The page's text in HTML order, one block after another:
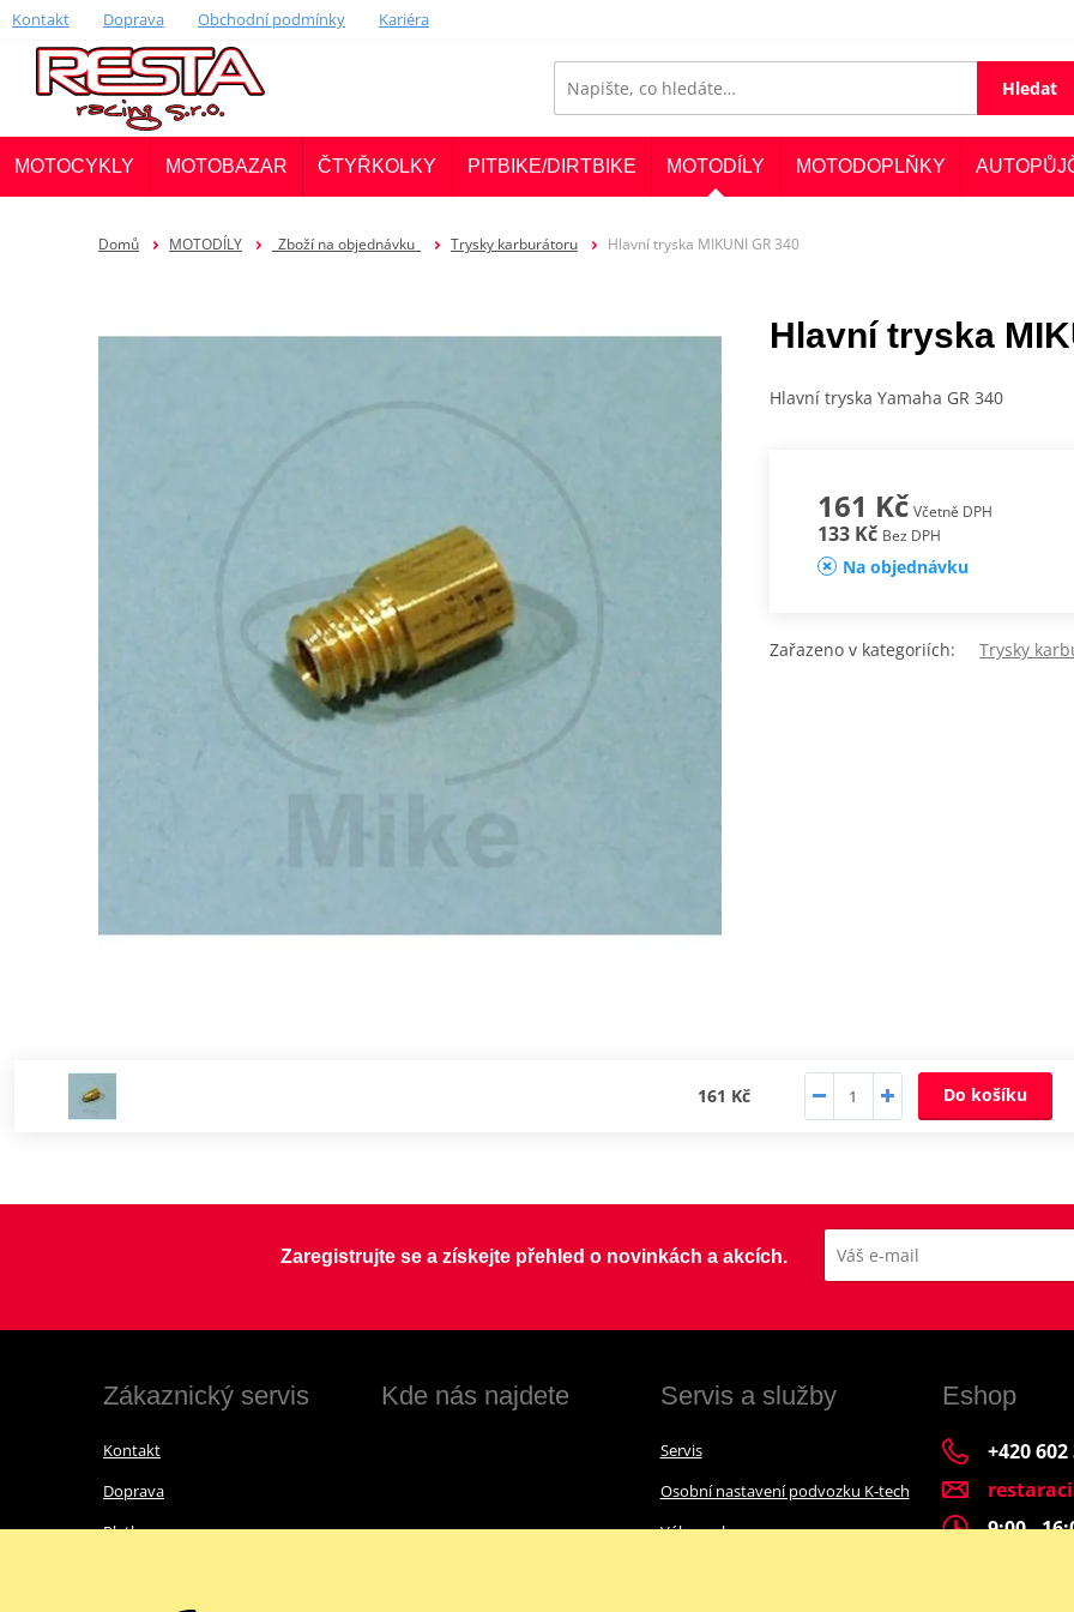
Kontakt Doprava Obchodní podmínky Kariéra
Hledat
MOTOCYKLY MOTOBAZAR ČTYŘKOLKY PITBIKE/DIRTBIKE MOTODÍLY MOTODOPLŇKY
Domů MOTODÍLY _Zboží na objednávku_ Trysky karburátoru Hlavní tryska MIKUNI GR 340
Hlavní tryska
Hlavní tryska Yamaha GR 340
161 Kč Včetně DPH
133 Kč Bez DPH
Na objednávku
Zařazeno v kategoriích: Trysky
161 Kč Do košíku
Zaregistrujte se a získejte přehled o novinkách a akcích.
Zákaznický servis
Kontakt
Doprava
Platba
Kde nás najdete Servis a služby
Servis
Osobní nastavení podvozku K-tech
Výkup a bazar
Eshop
+420 602
9:00 -